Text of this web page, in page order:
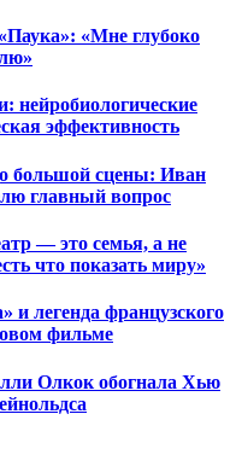
«Мне глубоко
нейробиологические
эффективность
большой сцены: Иван
главный вопрос
— это семья, а не
что показать миру»
и легенда французского
фильме
Олкок обогнала Хью